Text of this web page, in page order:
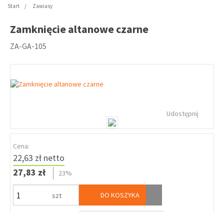
Start Zawiasy
Zamknięcie altanowe czarne
ZA-GA-105
Udostępnij
Cena:
22,63 zł netto
27,83 zł
23%
szt DO KOSZYKA